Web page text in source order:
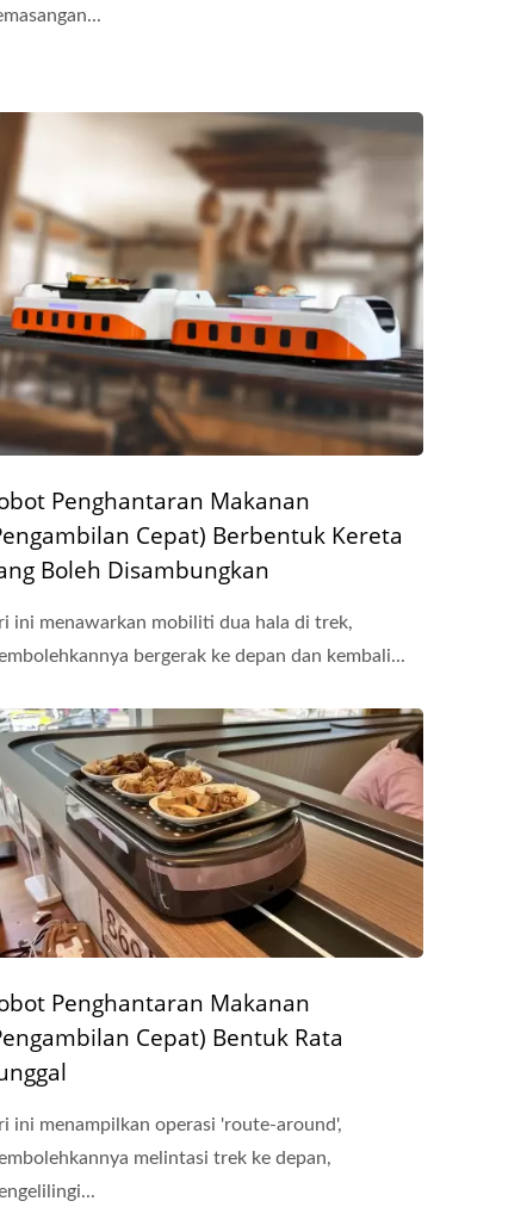
Penghantaran Makanan
Cepat) Berbentuk Kereta
Boleh Disambungkan
ini menawarkan mobiliti dua hala di trek,
bergerak ke depan dan kembali...
Penghantaran Makanan
Cepat) Bentuk Rata
ini menampilkan operasi 'route-around',
melintasi trek ke depan,